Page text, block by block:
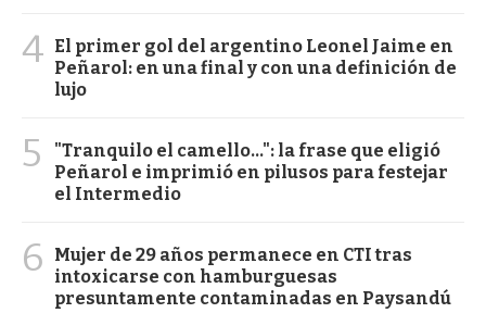
4 El primer gol del argentino Leonel Jaime en
Peñarol: en una final y con una definición de
lujo
5
"Tranquilo el camello...": la frase que eligió
Peñarol e imprimió en pilusos para festejar
el Intermedio
6
Mujer de 29 años permanece en CTI tras
intoxicarse con hamburguesas
presuntamente contaminadas en Paysandú